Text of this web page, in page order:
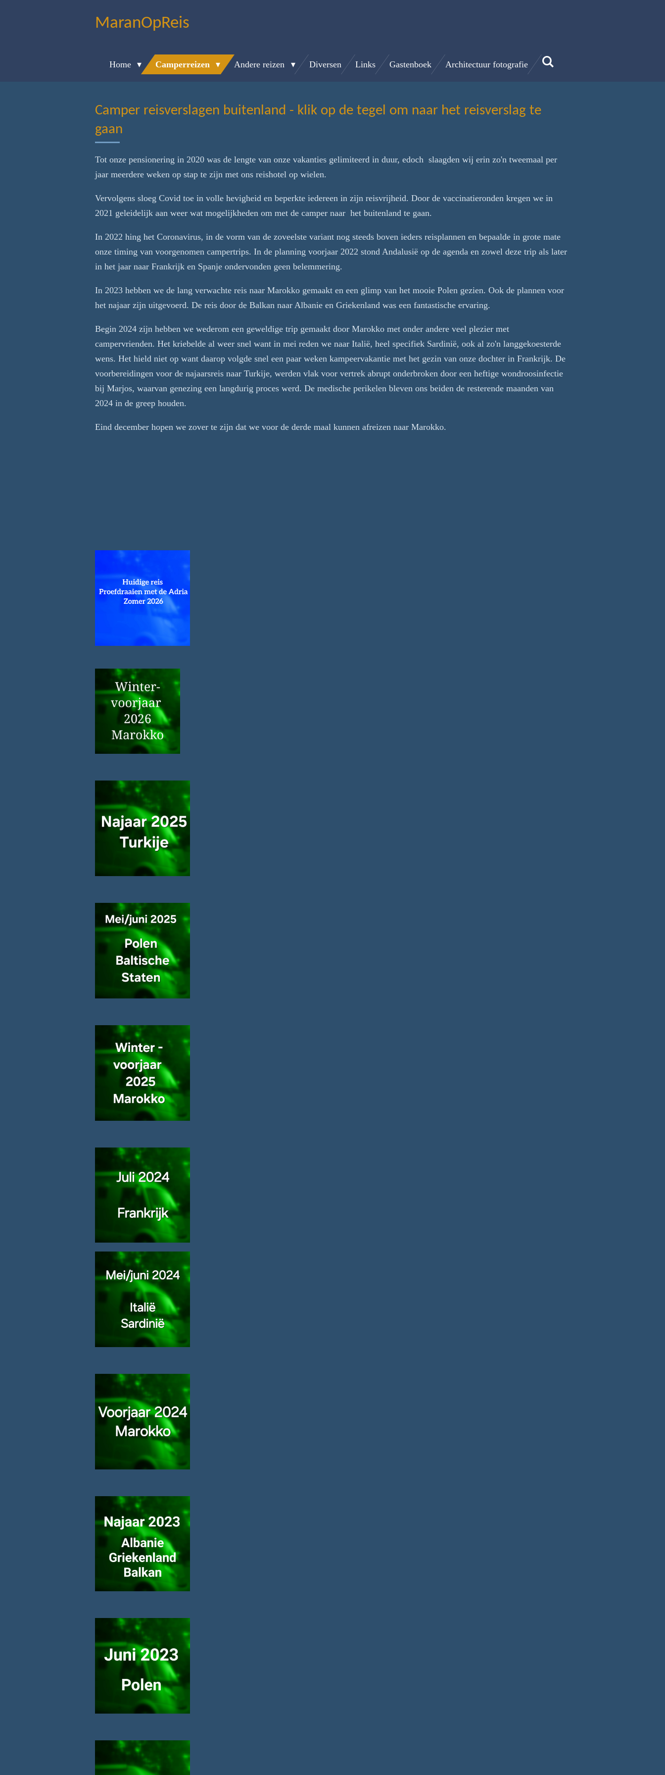
MaranOpReis
Home Camperreizen Andere reizen Diversen Links Gastenboek Architectuur fotografie
Camper reisverslagen buitenland - klik op de tegel om naar het reisverslag te
gaan
Tot onze pensionering in 2020 was de lengte van onze vakanties gelimiteerd in duur, edoch slaagden wij erin zo'n tweemaal per
jaar meerdere weken op stap te zijn met ons reishotel op wielen.
Vervolgens sloeg Covid toe in volle hevigheid en beperkte iedereen in zijn reisvrijheid. Door de vaccinatieronden kregen we in
2021 geleidelijk aan weer wat mogelijkheden om met de camper naar het buitenland te gaan.
In 2022 hing het Coronavirus, in de vorm van de zoveelste variant nog steeds boven ieders reisplannen en bepaalde in grote mate
onze timing van voorgenomen campertrips. In de planning voorjaar 2022 stond Andalusië op de agenda en zowel deze trip als later
in het jaar naar Frankrijk en Spanje ondervonden geen belemmering.
In 2023 hebben we de lang verwachte reis naar Marokko gemaakt en een glimp van het mooie Polen gezien. Ook de plannen voor
het najaar zijn uitgevoerd. De reis door de Balkan naar Albanie en Griekenland was een fantastische ervaring.
Begin 2024 zijn hebben we wederom een geweldige trip gemaakt door Marokko met onder andere veel plezier met
campervrienden. Het kriebelde al weer snel want in mei reden we naar Italië, heel specifiek Sardinië, ook al zo'n langgekoesterde
wens. Het hield niet op want daarop volgde snel een paar weken kampeervakantie met het gezin van onze dochter in Frankrijk. De
voorbereidingen voor de najaarsreis naar Turkije, werden vlak voor vertrek abrupt onderbroken door een heftige wondroosinfectie
bij Marjos, waarvan genezing een langdurig proces werd. De medische perikelen bleven ons beiden de resterende maanden van
2024 in de greep houden.
Eind december hopen we zover te zijn dat we voor de derde maal kunnen afreizen naar Marokko.